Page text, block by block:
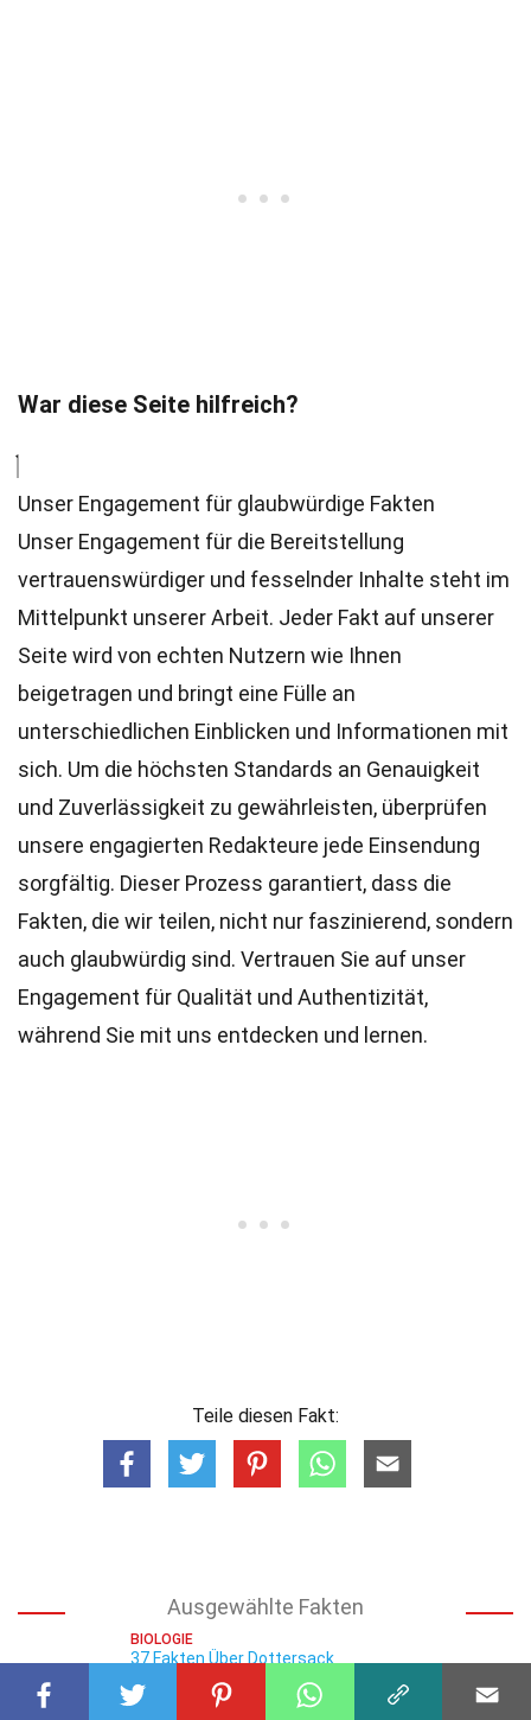
War diese Seite hilfreich?
Unser Engagement für glaubwürdige Fakten
Unser Engagement für die Bereitstellung
vertrauenswürdiger und fesselnder Inhalte steht im
Mittelpunkt unserer Arbeit. Jeder Fakt auf unserer
Seite wird von echten Nutzern wie Ihnen
beigetragen und bringt eine Fülle an
unterschiedlichen Einblicken und Informationen mit
sich. Um die höchsten Standards an Genauigkeit
und Zuverlässigkeit zu gewährleisten, überprüfen
unsere engagierten Redakteure jede Einsendung
sorgfältig. Dieser Prozess garantiert, dass die
Fakten, die wir teilen, nicht nur faszinierend, sondern
auch glaubwürdig sind. Vertrauen Sie auf unser
Engagement für Qualität und Authentizität,
während Sie mit uns entdecken und lernen.
Teile diesen Fakt:
Ausgewählte Fakten
BIOLOGIE
37 Fakten Über Dottersack